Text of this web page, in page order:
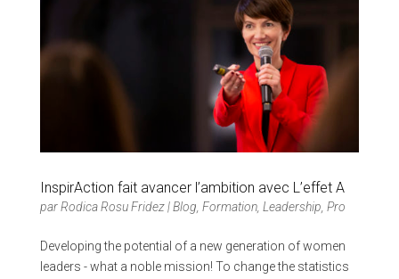
InspirAction fait avancer l’ambition avec L’effet A
parRodica Rosu Fridez|Blog Formation, Leadership Pro
Developing the potential of a new generation of women
leaders - what a noble mission! To change the statistics